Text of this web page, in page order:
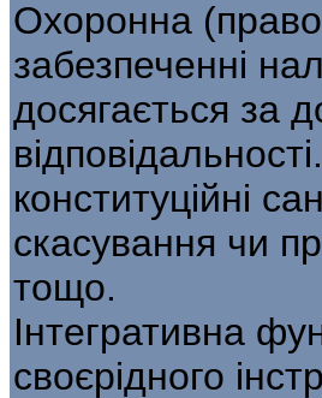
Охоронна
забезпеченні
досягається за
конституційні
скасування чи
тощо.
Інтегративна
своєрідного